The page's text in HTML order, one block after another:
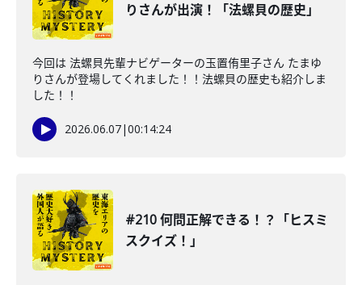
りさんが出演！「法螺貝の歴史」
今回は 法螺貝先輩ナビゲーターの玉置侑里子さん たまゆ
りさんが登場してくれました！！法螺貝の歴史も紹介しま
した！！
2026.06.07|00:14:24
#210 何問正解できる！？「ヒスミ
スクイズ！」